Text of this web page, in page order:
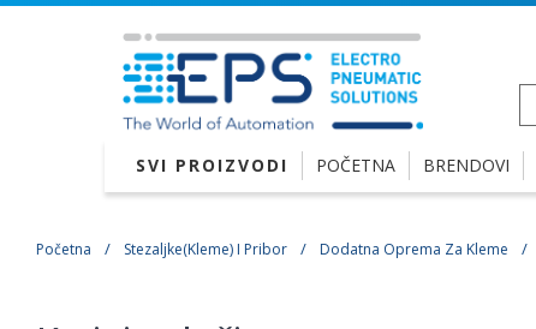
SVI PROIZVODI POČETNA BRENDOVI
Početna Stezaljke(Kleme) I Pribor Dodatna Oprema Za Kleme